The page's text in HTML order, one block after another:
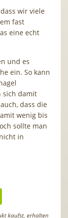
wir viele
fast
eine echt
und es
ein. So kann
sich damit
dass die
wenig bis
sollte man
in
kaufst, erhalten